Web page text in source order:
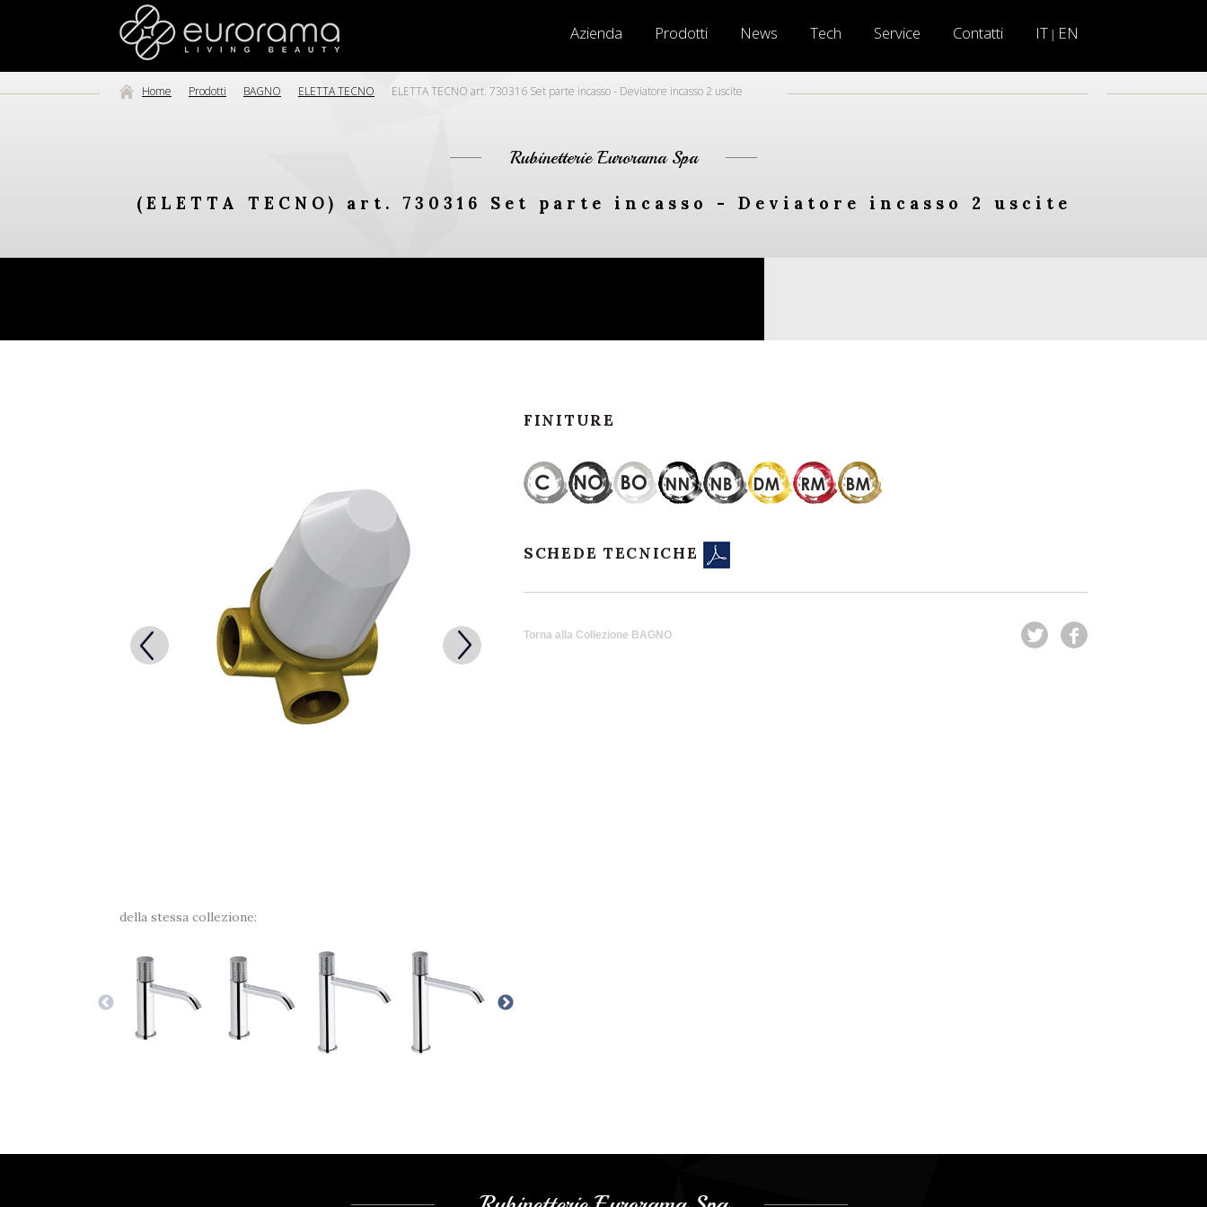
Azienda Prodotti News Tech Service Contatti IT | EN
Home Prodotti BAGNO ELETTA TECNO ELETTA TECNO art. 730316 Set parte incasso - Deviatore incasso 2 uscite
Rubinetterie Eurorama Spa
(ELETTA TECNO) art. 730316 Set parte incasso - Deviatore incasso 2 uscite
della stessa collezione:
FINITURE
SCHEDE TECNICHE
Torna alla Collezione BAGNO